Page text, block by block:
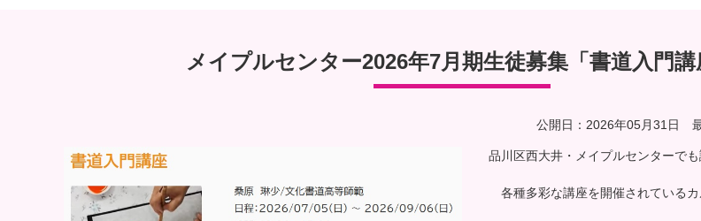
メイプルセンター2026年7月期生徒募集「書道入門講
公開日：2026年05月31日
品川区西大井・メイプルセンターで
各種多彩な講座を開催されているカ